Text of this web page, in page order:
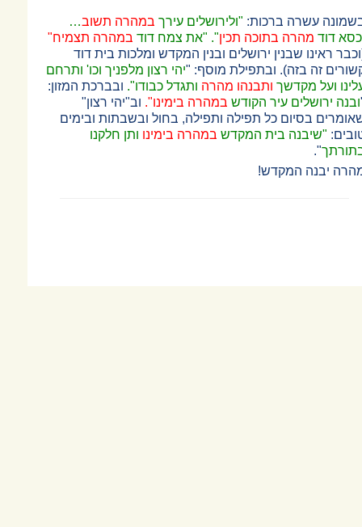
עשרה ברכות: "ולירושלים עירך במהרה תשוב…
דוד מהרה בתוכה תכין". "את צמח דוד במהרה תצמיח"
ראינו שבנין ירושלים ובנין המקדש ומלכות בית דוד
זה בזה). ובתפילת מוסף: "יהי רצון מלפניך וכו' ותרחם
ועל מקדשך ותבנהו מהרה ותגדל כבודו". ובברכת המזון:
ובנה ירושלים עיר הקודש במהרה בימינו". וב"יהי רצון"
בסיום כל תפילה ותפילה, בחול ובשבתות ובימים
"שיבנה בית המקדש במהרה בימינו ותן חלקנו
".
יבנה המקדש!